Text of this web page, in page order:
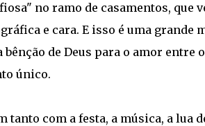
no ramo de casamentos, que
e cara. E isso é uma grande
de Deus para o amor entre
único.
tanto com a festa, a música, a lua